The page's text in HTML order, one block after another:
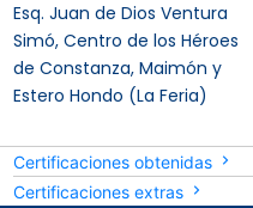
Esq. Juan de Dios Ventura
Simó, Centro de los Héroes
de Constanza, Maimón y
Estero Hondo (La Feria)
Certificaciones obtenidas
Certificaciones extras